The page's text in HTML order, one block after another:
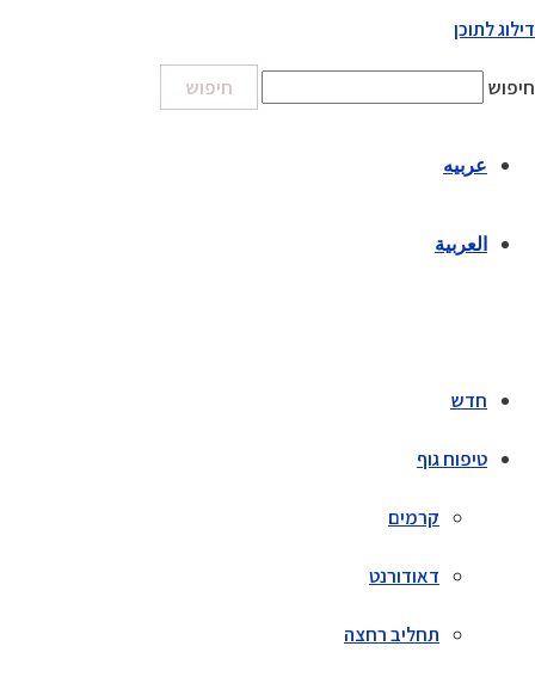
דילוג לתוכן
חיפוש חיפוש
عربيه
العربية
חדש
טיפוח גוף
קרמים
דאודורנט
תחליב רחצה